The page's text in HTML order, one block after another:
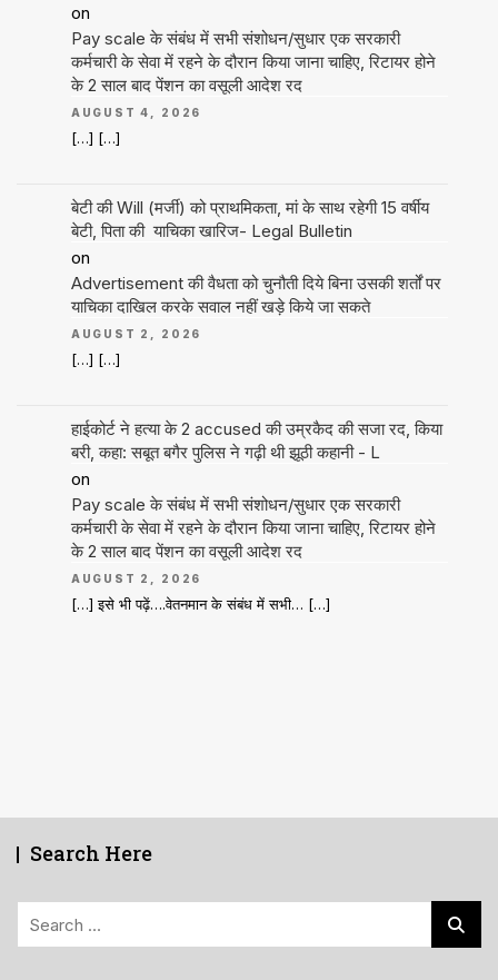
on
Pay scale के संबंध में सभी संशोधन/सुधार एक सरकारी
कर्मचारी के सेवा में रहने के दौरान किया जाना चाहिए, रिटायर होने
के 2 साल बाद पेंशन का वसूली आदेश रद
AUGUST 4, 2026
[…] […]
बेटी की Will (मर्जी) को प्राथमिकता, मां के साथ रहेगी 15 वर्षीय
बेटी, पिता की याचिका खारिज- Legal Bulletin
on
Advertisement की वैधता को चुनौती दिये बिना उसकी शर्तों पर
याचिका दाखिल करके सवाल नहीं खड़े किये जा सकते
AUGUST 2, 2026
[…] […]
हाईकोर्ट ने हत्या के 2 accused की उम्रकैद की सजा रद, किया
बरी, कहा: सबूत बगैर पुलिस ने गढ़ी थी झूठी कहानी - L
on
Pay scale के संबंध में सभी संशोधन/सुधार एक सरकारी
कर्मचारी के सेवा में रहने के दौरान किया जाना चाहिए, रिटायर होने
के 2 साल बाद पेंशन का वसूली आदेश रद
AUGUST 2, 2026
[…] इसे भी पढ़ें….वेतनमान के संबंध में सभी… […]
Search Here